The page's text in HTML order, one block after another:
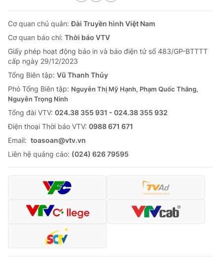
Cơ quan chủ quản:Đài Truyền hình Việt Nam
Cơ quan báo chí: Thời báo VTV
Giấy phép hoạt động báo in và báo điện tử số 483/GP-BTTTT
cấp ngày 29/12/2023
Tổng Biên tập: Vũ Thanh Thủy
Phó Tổng Biên tập: Nguyễn Thị Mỹ Hạnh, Phạm Quốc Thắng,
Nguyễn Trọng Ninh
Tổng đài VTV: 024.38 355 931 - 024.38 355 932
Ðiện thoại Thời báo VTV: 0988 671 671
Email: toasoan@vtv.vn
Liên hệ quảng cáo: (024) 626 79595